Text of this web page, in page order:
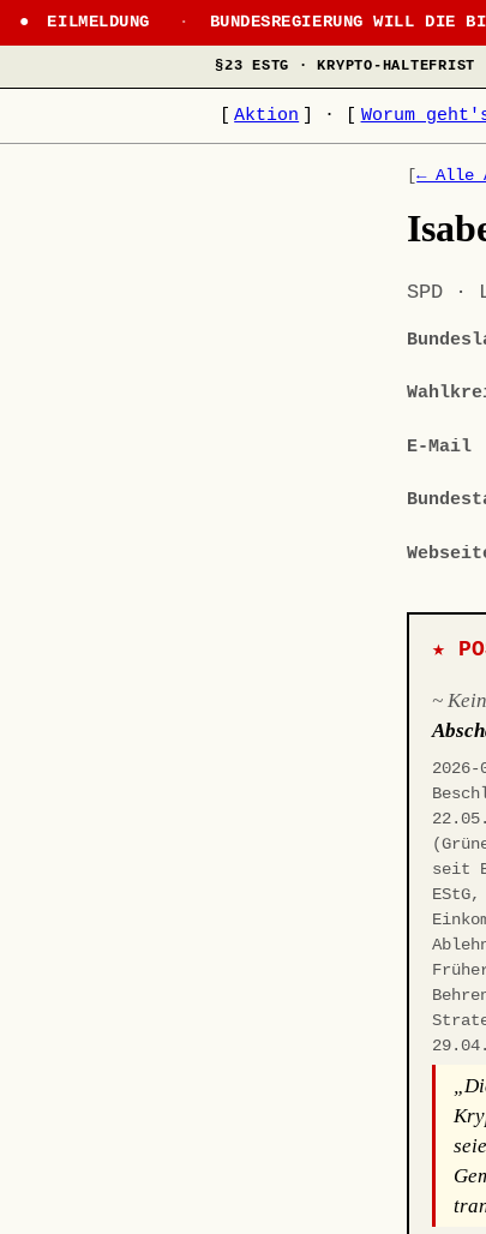
EILMELDUNG · BUNDESREGIERUNG WILL DIE
§23 ESTG · KRYPTO-HALTEFRIST
Aktion · Worum
[← Alle
SPD ·
E-Mail
★
~
seit